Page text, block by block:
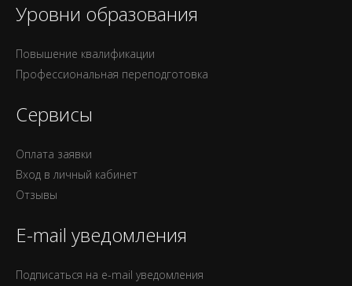
Уровни образования
Повышение квалификации
Профессиональная переподготовка
Сервисы
Оплата заявки
Вход в личный кабинет
Отзывы
E-mail уведомления
Подписаться на e-mail уведомления